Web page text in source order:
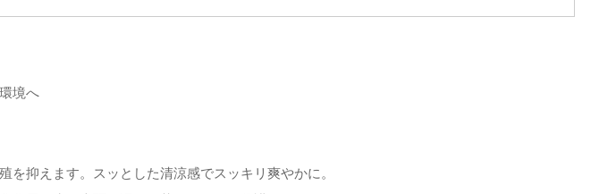
境へ
抑えます。スッとした清涼感でスッキリ爽やかに。